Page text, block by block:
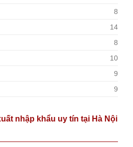
8
14
8
10
9
9
nhập khẩu uy tín tại Hà Nội